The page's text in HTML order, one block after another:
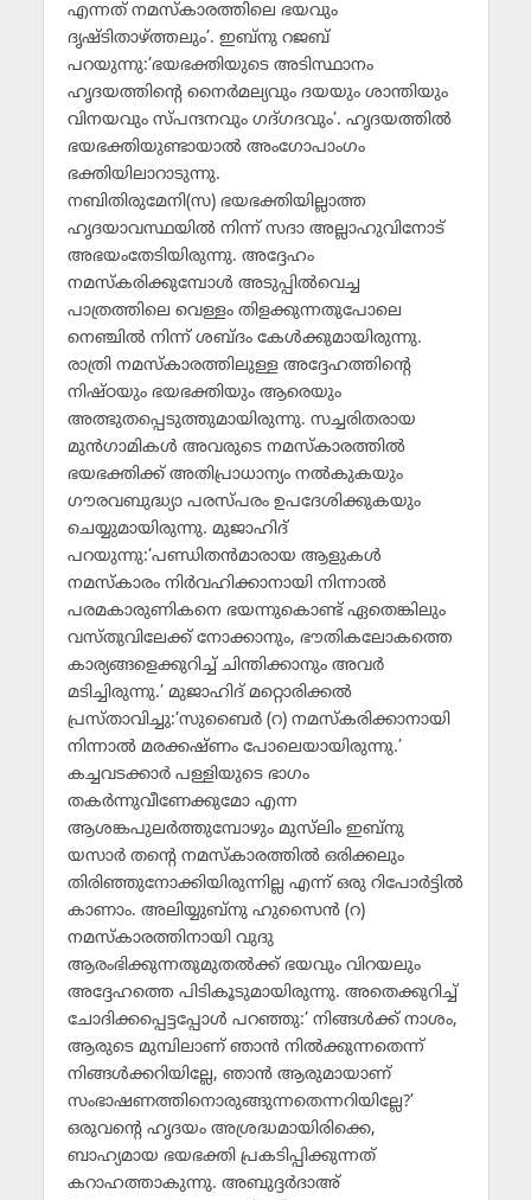
എന്നത് നമസ്‌കാരത്തിലെ ഭയവും
ദൃഷ്ടിതാഴ്ത്തലും’. ഇബ്‌നു റജബ്
പറയുന്നു:’ഭയഭക്തിയുടെ അടിസ്ഥാനം
ഹൃദയത്തിന്റെ നൈര്‍മല്യവും ദയയും ശാന്തിയും
വിനയവും സ്പന്ദനവും ഗദ്ഗദവും’. ഹൃദയത്തില്‍
ഭയഭക്തിയുണ്ടായാല്‍ അംഗോപാംഗം
ഭക്തിയിലാറാടുന്നു.
നബിതിരുമേനി(സ) ഭയഭക്തിയില്ലാത്ത
ഹൃദയാവസ്ഥയില്‍ നിന്ന് സദാ അല്ലാഹുവിനോട്
അഭയംതേടിയിരുന്നു. അദ്ദേഹം
നമസ്‌കരിക്കുമ്പോള്‍ അടുപ്പില്‍വെച്ച
പാത്രത്തിലെ വെള്ളം തിളക്കുന്നതുപോലെ
നെഞ്ചില്‍ നിന്ന് ശബ്ദം കേള്‍ക്കുമായിരുന്നു.
രാത്രി നമസ്‌കാരത്തിലുള്ള അദ്ദേഹത്തിന്റെ
നിഷ്ഠയും ഭയഭക്തിയും ആരെയും
അത്ഭുതപ്പെടുത്തുമായിരുന്നു. സച്ചരിതരായ
മുന്‍ഗാമികള്‍ അവരുടെ നമസ്‌കാരത്തില്‍
ഭയഭക്തിക്ക് അതിപ്രാധാന്യം നല്‍കുകയും
ഗൗരവബുദ്ധ്യാ പരസ്പരം ഉപദേശിക്കുകയും
ചെയ്യുമായിരുന്നു. മുജാഹിദ്
പറയുന്നു:’പണ്ഡിതന്‍മാരായ ആളുകള്‍
നമസ്‌കാരം നിര്‍വഹിക്കാനായി നിന്നാല്‍
പരമകാരുണികനെ ഭയന്നുകൊണ്ട് ഏതെങ്കിലും
വസ്തുവിലേക്ക് നോക്കാനും, ഭൗതികലോകത്തെ
കാര്യങ്ങളെക്കുറിച്ച് ചിന്തിക്കാനും അവര്‍
മടിച്ചിരുന്നു.’ മുജാഹിദ് മറ്റൊരിക്കല്‍
പ്രസ്താവിച്ചു:’സുബൈര്‍ (റ) നമസ്‌കരിക്കാനായി
നിന്നാല്‍ മരക്കഷ്ണം പോലെയായിരുന്നു.’
കച്ചവടക്കാര്‍ പള്ളിയുടെ ഭാഗം
തകര്‍ന്നുവീണേക്കുമോ എന്ന
ആശങ്കപുലര്‍ത്തുമ്പോഴും മുസ്‌ലിം ഇബ്‌നു
യസാര്‍ തന്റെ നമസ്‌കാരത്തില്‍ ഒരിക്കലും
തിരിഞ്ഞുനോക്കിയിരുന്നില്ല എന്ന് ഒരു റിപോര്‍ട്ടില്‍
കാണാം. അലിയ്യുബ്‌നു ഹുസൈന്‍ (റ)
നമസ്‌കാരത്തിനായി വുദു
ആരംഭിക്കുന്നതുമുതല്‍ക്ക് ഭയവും വിറയലും
അദ്ദേഹത്തെ പിടികൂടുമായിരുന്നു. അതെക്കുറിച്ച്
ചോദിക്കപ്പെട്ടപ്പോള്‍ പറഞ്ഞു:’ നിങ്ങള്‍ക്ക് നാശം,
ആരുടെ മുമ്പിലാണ് ഞാന്‍ നില്‍ക്കുന്നതെന്ന്
നിങ്ങള്‍ക്കറിയില്ലേ, ഞാന്‍ ആരുമായാണ്
സംഭാഷണത്തിനൊരുങ്ങുന്നതെന്നറിയില്ലേ?’
ഒരുവന്റെ ഹൃദയം അശ്രദ്ധമായിരിക്കെ,
ബാഹ്യമായ ഭയഭക്തി പ്രകടിപ്പിക്കുന്നത്
കറാഹത്താകുന്നു. അബുദ്ദര്‍ദാഅ്